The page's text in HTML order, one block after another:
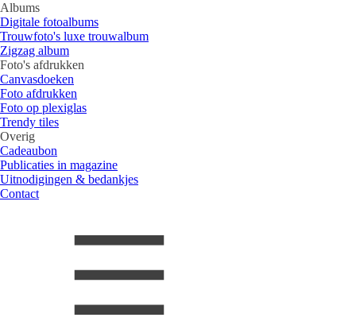
Albums
Digitale fotoalbums
Trouwfoto's luxe trouwalbum
Zigzag album
Foto's afdrukken
Canvasdoeken
Foto afdrukken
Foto op plexiglas
Trendy tiles
Overig
Cadeaubon
Publicaties in magazine
Uitnodigingen & bedankjes
Contact